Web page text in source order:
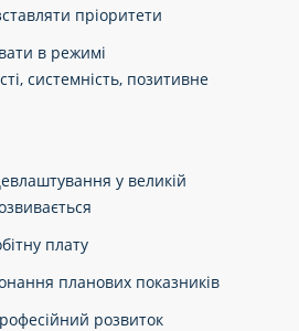
пріоритети
в режимі
системність, позитивне
у великій
плату
планових показників
розвиток